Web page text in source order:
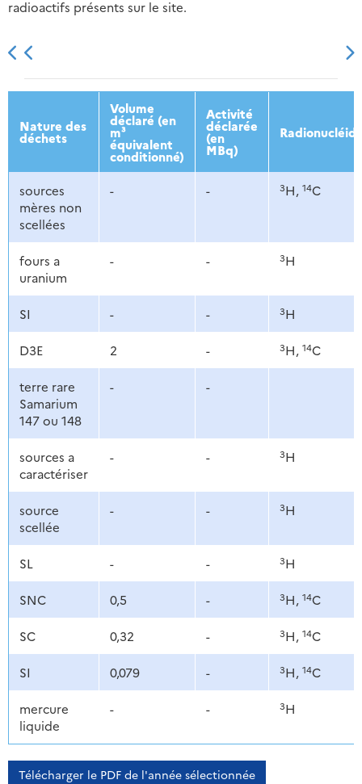
radioactifs présents sur le site.
2013 2014 2015 2016
Nature des
déchets
Volume
déclaré (en
m³
équivalent
conditionné)
Activité
déclarée
(en
MBq)
sources
mères non
scellées
- - 3H, 14C
fours a
uranium
- - 3H
SI - - 3H
D3E 2 - 3H, 14C
terre rare
Samarium
147 ou 148
- -
sources a
caractériser
- - 3H
source
scellée
- - 3H
SL - - 3H
SNC 0,5 - 3H, 14C
SC 0,32 - 3H, 14C
SI 0,079 - 3H, 14C
mercure
liquide
- - 3H
Télécharger le PDF de l'année sélectionnée